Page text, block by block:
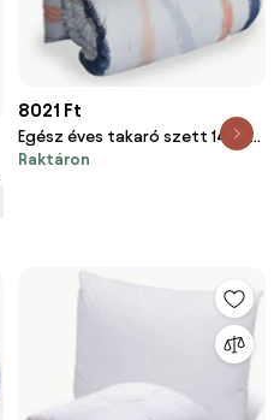
8021 Ft
Egész éves takaró szett 140 x
200 cm párnával 70 x 90 cm
Raktáron